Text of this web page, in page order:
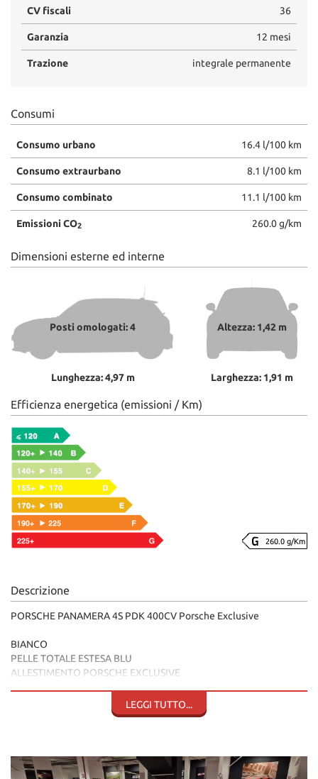
CV fiscali 36
Garanzia 12 mesi
Trazione integrale permanente
Consumi
Consumo urbano 16.4 l/100 km
Consumo extraurbano 8.1 l/100 km
Consumo combinato 11.1 l/100 km
Emissioni CO2 260.0 g/km
Dimensioni esterne ed interne
Posti omologati: 4
Lunghezza: 4,97 m
Altezza: 1,42 m
Larghezza: 1,91 m
Efficienza energetica (emissioni / Km)
260.0 g/Km
Descrizione
PORSCHE PANAMERA 4S PDK 400CV Porsche Exclusive
BIANCO
PELLE TOTALE ESTESA BLU
ALLESTIMENTO PORSCHE EXCLUSIVE
VOLANTE IN PELLE E RADICA
CAMBIO AUTOMATICO E SEQUENZIALE PDK
LEGGI TUTTO...